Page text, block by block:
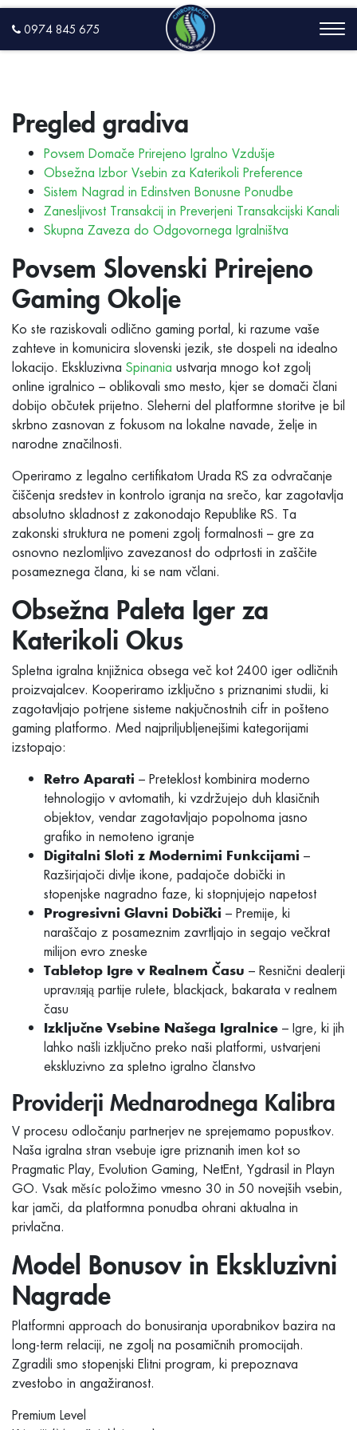
0974 845 675
Pregled gradiva
Povsem Domače Prirejeno Igralno Vzdušje
Obsežna Izbor Vsebin za Katerikoli Preference
Sistem Nagrad in Edinstven Bonusne Ponudbe
Zanesljivost Transakcij in Preverjeni Transakcijski Kanali
Skupna Zaveza do Odgovornega Igralništva
Povsem Slovenski Prirejeno
Gaming Okolje
Ko ste raziskovali odlično gaming portal, ki razume vaše
zahteve in komunicira slovenski jezik, ste dospeli na idealno
lokacijo. Ekskluzivna Spinania ustvarja mnogo kot zgolj
online igralnico – oblikovali smo mesto, kjer se domači člani
dobijo občutek prijetno. Sleherni del platformne storitve je bil
skrbno zasnovan z fokusom na lokalne navade, želje in
narodne značilnosti.
Operiramo z legalno certifikatom Urada RS za odvračanje
čiščenja sredstev in kontrolo igranja na srečo, kar zagotavlja
absolutno skladnost z zakonodajo Republike RS. Ta
zakonski struktura ne pomeni zgolj formalnosti – gre za
osnovno nezlomljivo zavezanost do odprtosti in zaščite
posameznega člana, ki se nam včlani.
Obsežna Paleta Iger za
Katerikoli Okus
Spletna igralna knjižnica obsega več kot 2400 iger odličnih
proizvajalcev. Kooperiramo izključno s priznanimi studii, ki
zagotavljajo potrjene sisteme nakjučnostnih cifr in pošteno
gaming platformo. Med najpriljubljenejšimi kategorijami
izstopajo:
Retro Aparati – Preteklost kombinira moderno
tehnologijo v avtomatih, ki vzdržujejo duh klasičnih
objektov, vendar zagotavljajo popolnoma jasno
grafiko in nemoteno igranje
Digitalni Sloti z Modernimi Funkcijami –
Razširjajoči divlje ikone, padajoče dobički in
stopenjske nagradno faze, ki stopnjujejo napetost
Progresivni Glavni Dobički – Premije, ki
naraščajo z posameznim zavrtljajo in segajo večkrat
milijon evro zneske
Tabletop Igre v Realnem Času – Resnični dealerji
upravляją partije rulete, blackjack, bakarata v realnem
času
Izključne Vsebine Našega Igralnice – Igre, ki jih
lahko našli izključno preko naši platformi, ustvarjeni
ekskluzivno za spletno igralno članstvo
Providerji Mednarodnega Kalibra
V procesu odločanju partnerjev ne sprejemamo popustkov.
Naša igralna stran vsebuje igre priznanih imen kot so
Pragmatic Play, Evolution Gaming, NetEnt, Ygdrasil in Playn
GO. Vsak měsíc položimo vmesno 30 in 50 novejših vsebin,
kar jamči, da platformna ponudba ohrani aktualna in
privlačna.
Model Bonusov in Ekskluzivni
Nagrade
Platformni approach do bonusiranja uporabnikov bazira na
long-term relaciji, ne zgolj na posamičnih promocijah.
Zgradili smo stopenjski Elitni program, ki prepoznava
zvestobo in angažiranost.
Premium Level